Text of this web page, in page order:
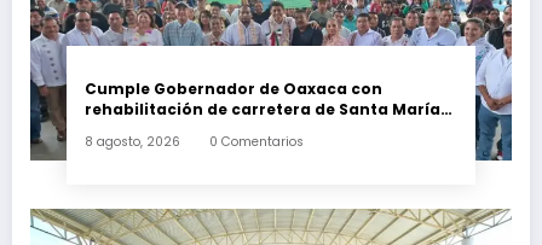
Cumple Gobernador de Oaxaca con
rehabilitación de carretera de Santa María
8 agosto, 2026 0 Comentarios